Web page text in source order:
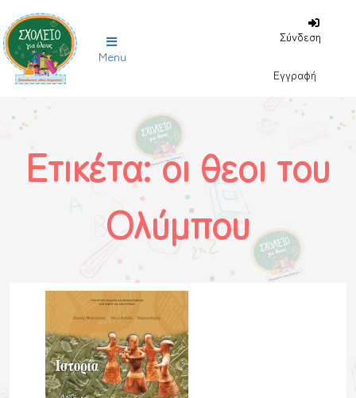
Menu
Σύνδεση
Εγγραφή
Ετικέτα:οι θεοι του
Ολύμπου